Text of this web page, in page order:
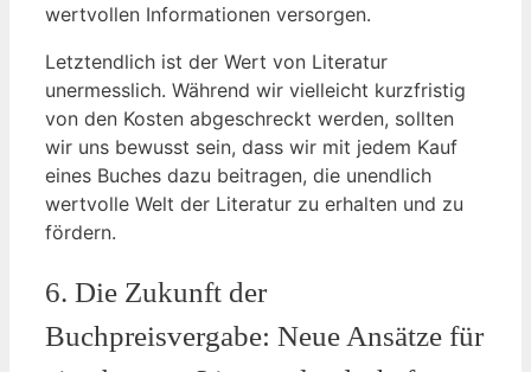
wertvollen Informationen versorgen.
Letztendlich ist der Wert von Literatur
unermesslich. Während wir vielleicht kurzfristig
von den Kosten abgeschreckt werden, sollten
wir uns bewusst sein, dass wir mit jedem Kauf
eines Buches dazu beitragen, die unendlich
wertvolle Welt der Literatur zu erhalten und zu
fördern.
6. Die Zukunft der
Buchpreisvergabe: Neue Ansätze für